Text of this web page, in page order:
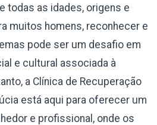
todas as idades, origens e
muitos homens, reconhecer e
pode ser um desafio em
e cultural associada à
a Clínica de Recuperação
está aqui para oferecer um
e profissional, onde os